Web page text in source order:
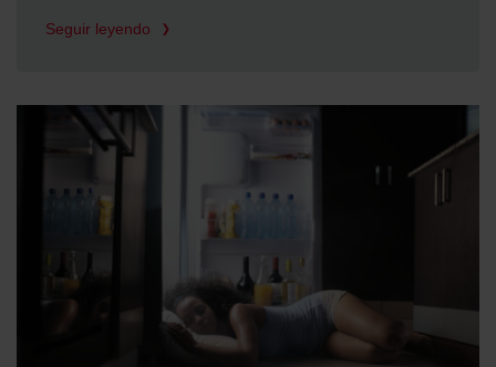
Seguir leyendo